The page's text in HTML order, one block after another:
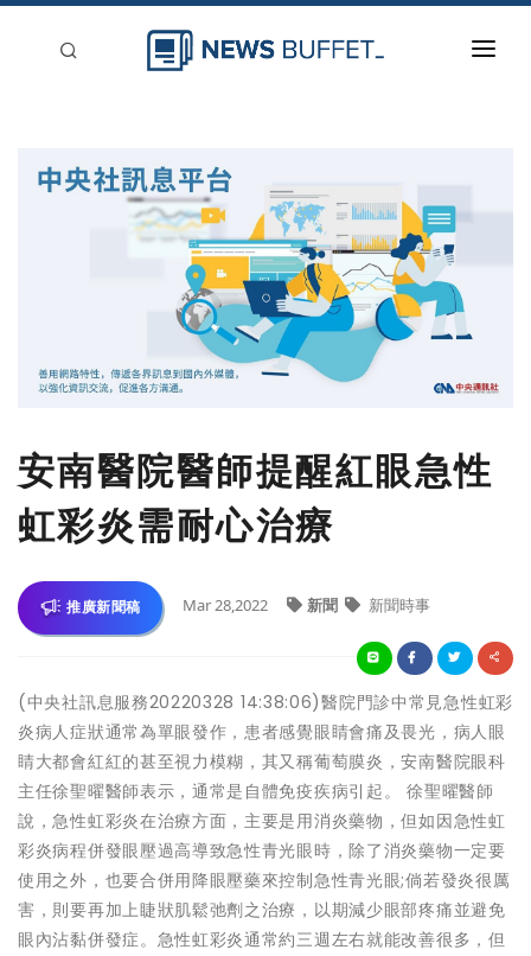
安南醫院醫師提醒紅眼急性
虹彩炎需耐心治療
推廣新聞稿 Mar 28,2022 新聞 新聞時事
(中央社訊息服務20220328 14:38:06)醫院門診中常見急性虹彩
炎病人症狀通常為單眼發作，患者感覺眼睛會痛及畏光，病人眼
睛大都會紅紅的甚至視力模糊，其又稱葡萄膜炎，安南醫院眼科
主任徐聖曜醫師表示，通常是自體免疫疾病引起。 徐聖曜醫師
說，急性虹彩炎在治療方面，主要是用消炎藥物，但如因急性虹
彩炎病程併發眼壓過高導致急性青光眼時，除了消炎藥物一定要
使用之外，也要合併用降眼壓藥來控制急性青光眼;倘若發炎很厲
害，則要再加上睫狀肌鬆弛劑之治療，以期減少眼部疼痛並避免
眼內沾黏併發症。急性虹彩炎通常約三週左右就能改善很多，但